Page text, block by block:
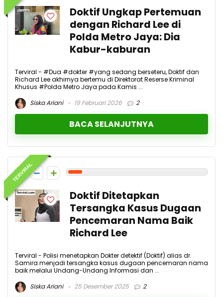
Doktif Ungkap Pertemuan
dengan Richard Lee di
Polda Metro Jaya: Dia
Kabur-kaburan
Terviral - #Dua #dokter #yang sedang berseteru, Doktif dan
Richard Lee akhirnya bertemu di Direktorat Reserse Kriminal
Khusus #Polda Metro Jaya pada Kamis ...
Siska Ariani
19 Februari 2026 2
BACA SELANJUTNYA
TERVIRAL
1
Doktif Ditetapkan
Tersangka Kasus Dugaan
Pencemaran Nama Baik
Richard Lee
Terviral - Polisi menetapkan Dokter detektif (Doktif) alias dr.
Samira menjadi tersangka kasus dugaan pencemaran nama
baik melalui Undang-Undang Informasi dan ...
Siska Ariani
25 Desember 2025 2